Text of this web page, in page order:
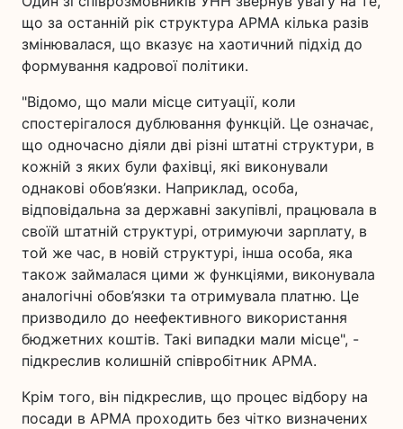
що за останній рік структура АРМА кілька разів
змінювалася, що вказує на хаотичний підхід до
формування кадрової політики.
"Відомо, що мали місце ситуації, коли
спостерігалося дублювання функцій. Це означає,
що одночасно діяли дві різні штатні структури, в
кожній з яких були фахівці, які виконували
однакові обов’язки. Наприклад, особа,
відповідальна за державні закупівлі, працювала в
своїй штатній структурі, отримуючи зарплату, в
той же час, в новій структурі, інша особа, яка
також займалася цими ж функціями, виконувала
аналогічні обов’язки та отримувала платню. Це
призводило до неефективного використання
бюджетних коштів. Такі випадки мали місце", -
підкреслив колишній співробітник АРМА.
Крім того, він підкреслив, що процес відбору на
посади в АРМА проходить без чітко визначених